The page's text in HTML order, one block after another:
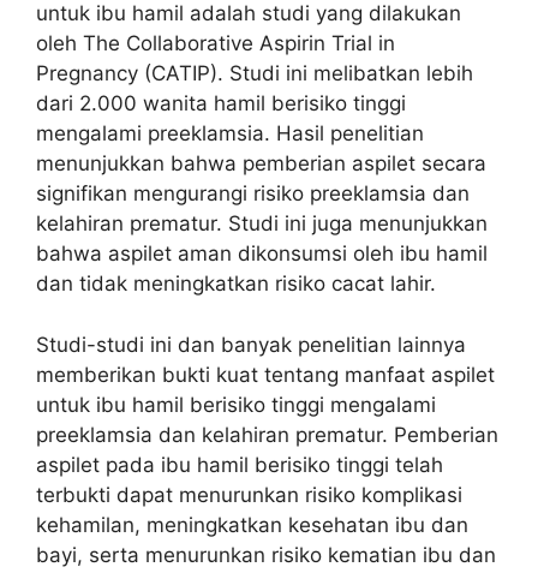
untuk ibu hamil adalah studi yang dilakukan
oleh The Collaborative Aspirin Trial in
Pregnancy (CATIP). Studi ini melibatkan lebih
dari 2.000 wanita hamil berisiko tinggi
mengalami preeklamsia. Hasil penelitian
menunjukkan bahwa pemberian aspilet secara
signifikan mengurangi risiko preeklamsia dan
kelahiran prematur. Studi ini juga menunjukkan
bahwa aspilet aman dikonsumsi oleh ibu hamil
dan tidak meningkatkan risiko cacat lahir.
Studi-studi ini dan banyak penelitian lainnya
memberikan bukti kuat tentang manfaat aspilet
untuk ibu hamil berisiko tinggi mengalami
preeklamsia dan kelahiran prematur. Pemberian
aspilet pada ibu hamil berisiko tinggi telah
terbukti dapat menurunkan risiko komplikasi
kehamilan, meningkatkan kesehatan ibu dan
bayi, serta menurunkan risiko kematian ibu dan